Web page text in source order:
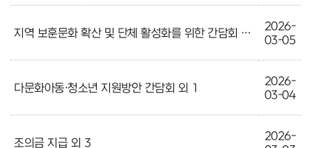
지역 보훈문화 확산 및 단체 활성화를 위한 간담회 외 1
2026-
03-05
다문화아동·청소년 지원방안 간담회 외 1
2026-
03-04
조의금 지급 외 3
2026-